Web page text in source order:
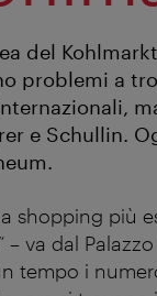
del
problemi a
e Schullin.
shopping più
– va dal
tempo i